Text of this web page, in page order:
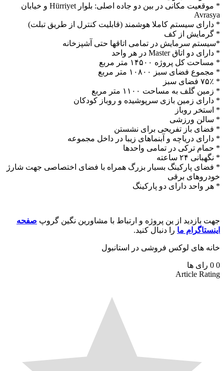
* موقعیت مکانی در بین دو جاده اصلی: بلوار Hürriyet و خیابان
Avrasya
* دارای سیستم کاملا هوشمند (قابلیت کنترل از طریق تبلت)
* گرمایش از کف
*سیستم سرمایش در تمامی اتاقها حتی آشپزخانه
* دارای دو اتاق Master در هر واحد
* مساحت کل پروژه ۱۴۵۰۰ متر مربع
* مجموع فضای سبز ۱۰۸۰۰ متر مربع
* ۷۵٪ فضای سبز
* زمین گلف به مساحت ۱۱۰۰ متر مربع
* دارای زمین بازی سرپوشیده و روباز کودکان
* استخر روباز
* سالن ورزشی
* فضای باز تفریحی برای نشستن
* دارای دریاچه و آبنماهای زیبا در داخل مجموعه
* حمام ترکی در تمامی واحدها
* نگهبانی ۲۴ ساعته
* فضای پارکینگ بسیار بزرگ همراه با فضای اختصاصی جهت شارژ
خودروهای برقی
* هر واحد دارای دو پارکینگ
جهت بازدید از ین پروژه و ارتباط با مشاورین نگین گروپ صفحه
اینستاگرام ما را دنبال کنید.
خانه های لوکس فروشی در استانبول
0
0 رای ها
Article Rating